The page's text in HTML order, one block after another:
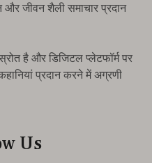
और जीवन शैली समाचार प्रदान
है और डिजिटल प्लेटफॉर्म पर
कहानियां प्रदान करने में अग्रणी
Us